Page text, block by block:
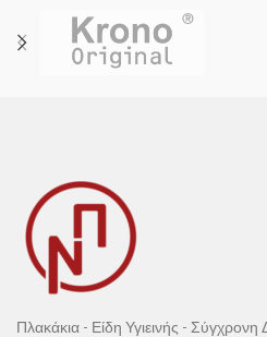
Πλακάκια - Είδη Υγιεινής -